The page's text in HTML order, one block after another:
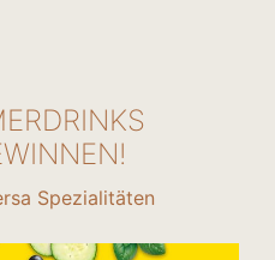
Spezialitäten